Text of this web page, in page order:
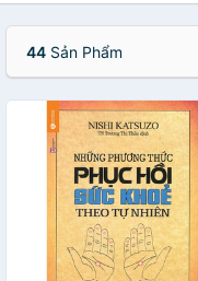
44 Sản Phẩm